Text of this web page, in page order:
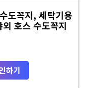
도꼭지, 세탁기용
호스 수도꼭지
하기